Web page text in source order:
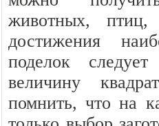
животных, птиц,
достижения
поделок
величину
помнить, что на